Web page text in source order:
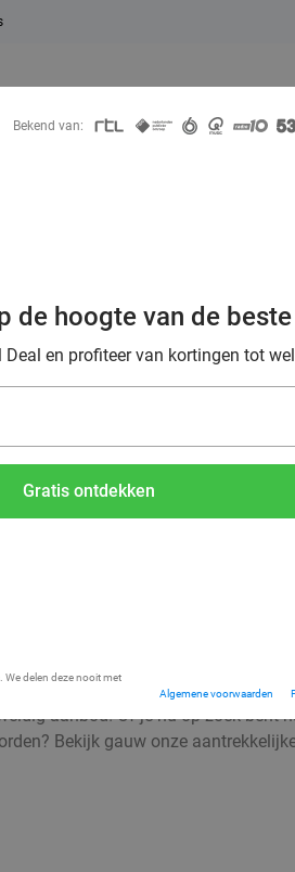
9,4
ah,
Bekend van:
de hoogte van de
en profiteer van kortingen tot
Gratis ontdekken
We delen deze nooit met
Algemene voorwaarden
aanbod! Of je nu op zoek bent
Bekijk gauw onze